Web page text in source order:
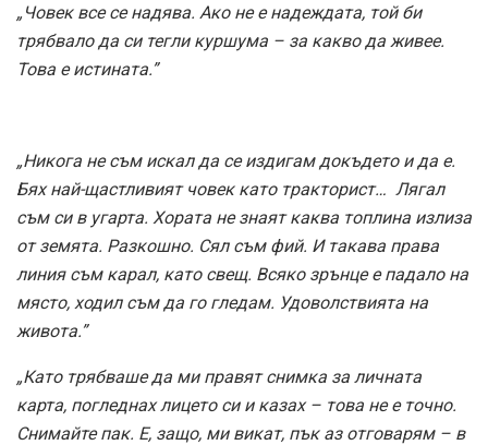
„Човек все се надява. Ако не е надеждата, той би
трябвало да си тегли куршума – за какво да живее.
Това е истината.”
„Никога не съм искал да се издигам докъдето и да е.
Бях най-щастливият човек като тракторист… Лягал
съм си в угарта. Хората не знаят каква топлина излиза
от земята. Разкошно. Сял съм фий. И такава права
линия съм карал, като свещ. Всяко зрънце е падало на
място, ходил съм да го гледам. Удоволствията на
живота.”
„Като трябваше да ми правят снимка за личната
карта, погледнах лицето си и казах – това не е точно.
Снимайте пак. Е, защо, ми викат, пък аз отговарям – в